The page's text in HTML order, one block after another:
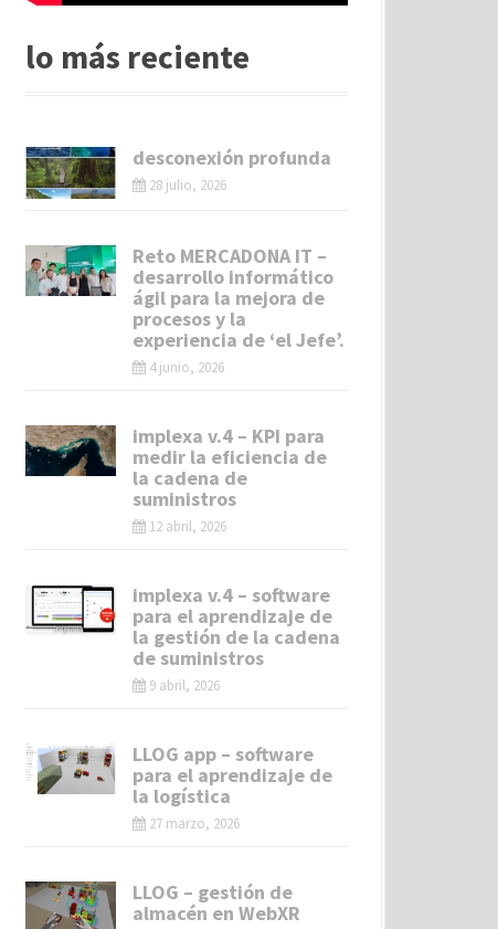
lo más reciente
desconexión profunda
28 julio, 2026
Reto MERCADONA IT –
desarrollo informático
ágil para la mejora de
procesos y la
experiencia de ‘el Jefe’.
4 junio, 2026
implexa v.4 – KPI para
medir la eficiencia de
la cadena de
suministros
12 abril, 2026
implexa v.4 – software
para el aprendizaje de
la gestión de la cadena
de suministros
9 abril, 2026
LLOG app – software
para el aprendizaje de
la logística
27 marzo, 2026
LLOG – gestión de
almacén en WebXR